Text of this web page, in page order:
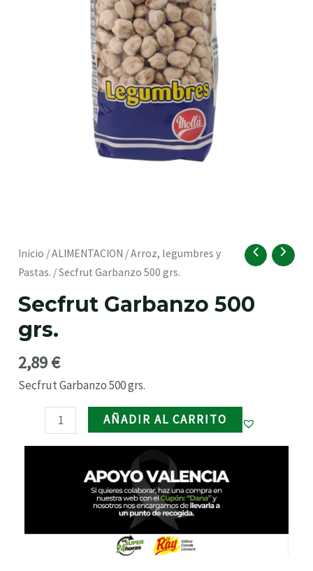
Inicio /ALIMENTACION /Arroz, legumbres y
Pastas. / Secfrut Garbanzo 500 grs.
Secfrut Garbanzo 500
grs.
2,89€
Secfrut Garbanzo 500 grs.
Secfrut
Garbanzo
grs.
cantidad
AÑADIR AL CARRITO